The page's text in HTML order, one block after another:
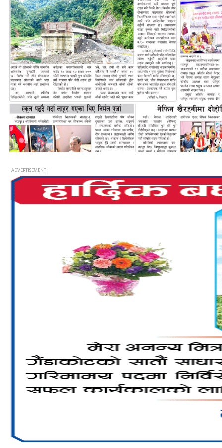
- ADVERTISEMENT -